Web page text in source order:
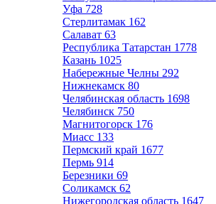
Уфа 728
Стерлитамак 162
Салават 63
Республика Татарстан 1778
Казань 1025
Набережные Челны 292
Нижнекамск 80
Челябинская область 1698
Челябинск 750
Магнитогорск 176
Миасс 133
Пермский край 1677
Пермь 914
Березники 69
Соликамск 62
Нижегородская область 1647